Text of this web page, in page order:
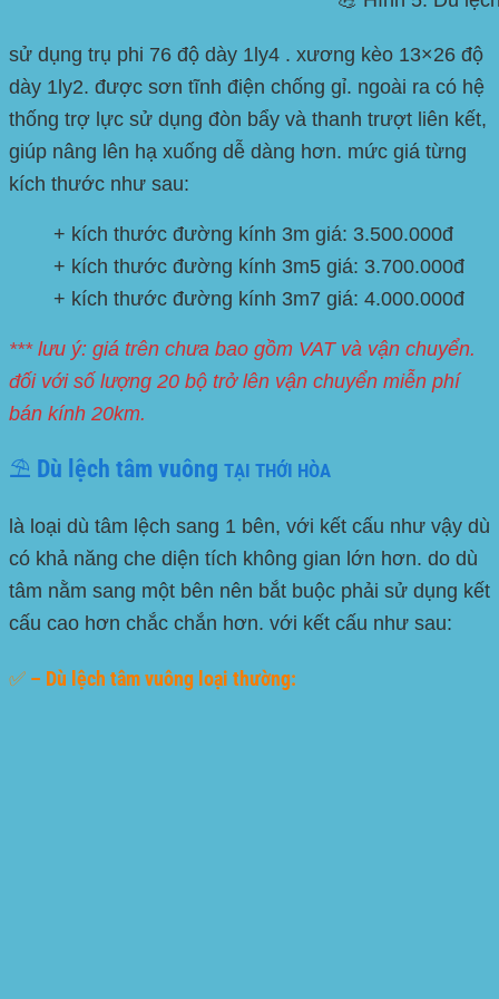
sử dụng trụ phi 76 độ dày 1ly4 . xương kèo 13×26 độ
dày 1ly2. được sơn tĩnh điện chống gỉ. ngoài ra có hệ
thống trợ lực sử dụng đòn bẩy và thanh trượt liên kết,
giúp nâng lên hạ xuống dễ dàng hơn. mức giá từng
kích thước như sau:
+ kích thước đường kính 3m giá: 3.500.000đ
+ kích thước đường kính 3m5 giá: 3.700.000đ
+ kích thước đường kính 3m7 giá: 4.000.000đ
*** lưu ý: giá trên chưa bao gồm VAT và vận chuyển.
đối với số lượng 20 bộ trở lên vận chuyển miễn phí
bán kính 20km.
⛱️ Dù lệch tâm vuông TẠI THỚI HÒA
là loại dù tâm lệch sang 1 bên, với kết cấu như vậy dù
có khả năng che diện tích không gian lớn hơn. do dù
tâm nằm sang một bên nên bắt buộc phải sử dụng kết
cấu cao hơn chắc chắn hơn. với kết cấu như sau:
✅ – Dù lệch tâm vuông loại thường: